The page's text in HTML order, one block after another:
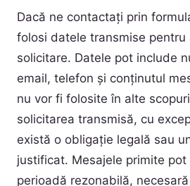
Dacă ne contactați prin
folosi datele transmise pentru
solicitare. Datele pot include
email, telefon și conținutul
nu vor fi folosite în alte
solicitarea transmisă, cu
există o obligație legală sau
justificat. Mesajele primite
perioadă rezonabilă,